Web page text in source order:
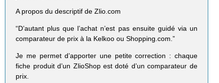
A propos du descriptif de Zlio.com
“D’autant plus que l’achat n’est pas ensuite guidé via un
comparateur de prix à la Kelkoo ou Shopping.com.”
Je me permet d’apporter une petite correction : chaque
fiche produit d’un ZlioShop est doté d’un comparateur de
prix.